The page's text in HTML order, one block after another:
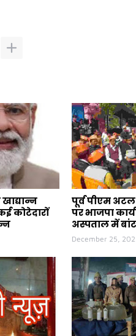
कोटेदारों
पूर्व पीएम अटल
पर भाजपा
अस्पताल में
December 25,